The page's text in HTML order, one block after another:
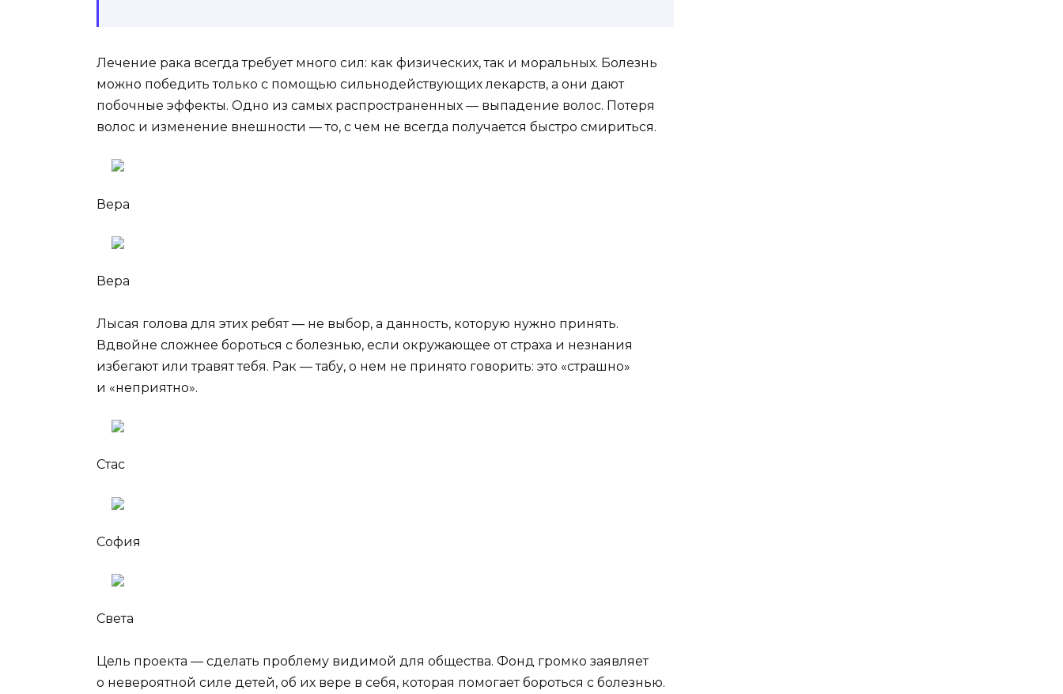
Лечение рака всегда требует много сил: как физических, так и моральных. Болезнь
можно победить только с помощью сильнодействующих лекарств, а они дают
побочные эффекты. Одно из самых распространенных — выпадение волос. Потеря
волос и изменение внешности — то, с чем не всегда получается быстро смириться.
Вера
Вера
Лысая голова для этих ребят — не выбор, а данность, которую нужно принять.
Вдвойне сложнее бороться с болезнью, если окружающее от страха и незнания
избегают или травят тебя. Рак — табу, о нем не принято говорить: это «страшно»
и «неприятно».
Стас
София
Света
Цель проекта — сделать проблему видимой для общества. Фонд громко заявляет
о невероятной силе детей, об их вере в себя, которая помогает бороться с болезнью.